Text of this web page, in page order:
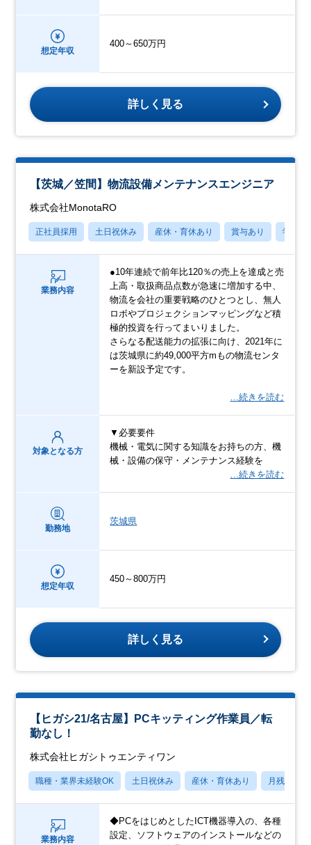
想定年収
400～650万円
詳しく見る
【茨城／笠間】物流設備メンテナンスエンジニア
株式会社MonotaRO
正社員採用 土日祝休み 産休・育休あり 賞与あり 学歴不
業務内容
●10年連続で前年比120％の売上を達成と売
上高・取扱商品点数が急速に増加する中、
物流を会社の重要戦略のひとつとし、無人
ロボやプロジェクションマッピングなど積
極的投資を行ってまいりました。
さらなる配送能力の拡張に向け、2021年に
は茨城県に約49,000平方mもの物流センタ
ーを新設予定です。
…続きを読む
対象となる方
▼必要要件
機械・電気に関する知識をお持ちの方、機
械・設備の保守・メンテナンス経験を
…続きを読む
勤務地
茨城県
想定年収
450～800万円
詳しく見る
【ヒガシ21/名古屋】PCキッティング作業員／転
勤なし！
株式会社ヒガシトゥエンティワン
職種・業界未経験OK 土日祝休み 産休・育休あり 月残業20
業務内容
◆PCをはじめとしたICT機器導入の、各種
設定、ソフトウェアのインストールなどの